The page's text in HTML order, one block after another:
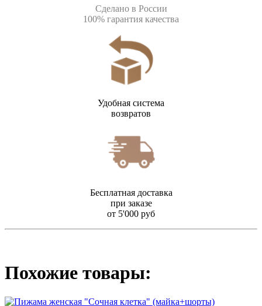
Сделано в России
100% гарантия качества
Удобная система
возвратов
Бесплатная доставка
при заказе
от 5'000 руб
Похожие товары: